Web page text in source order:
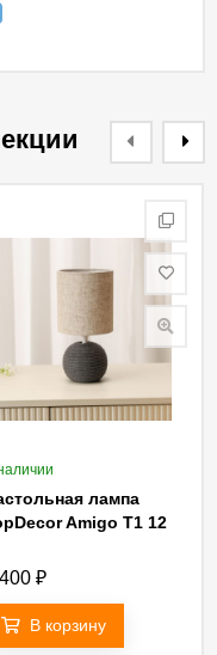
лампа
Amigo T1 12
₽
В корзину